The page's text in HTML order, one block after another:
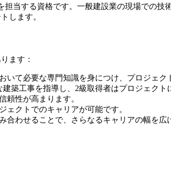
当する資格です。一般建設業の現場での
します。
ます：
いて必要な専門知識を身につけ、プロジェク
築工事を指導し、2級取得者はプロジェクト
頼性が高まります。
ェクトでのキャリアが可能です。
合わせることで、さらなるキャリアの幅を広